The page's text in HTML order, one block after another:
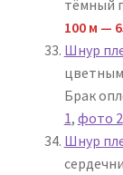
тёмный
100 м —
Шнур
Брак
1, фото 2
Шнур